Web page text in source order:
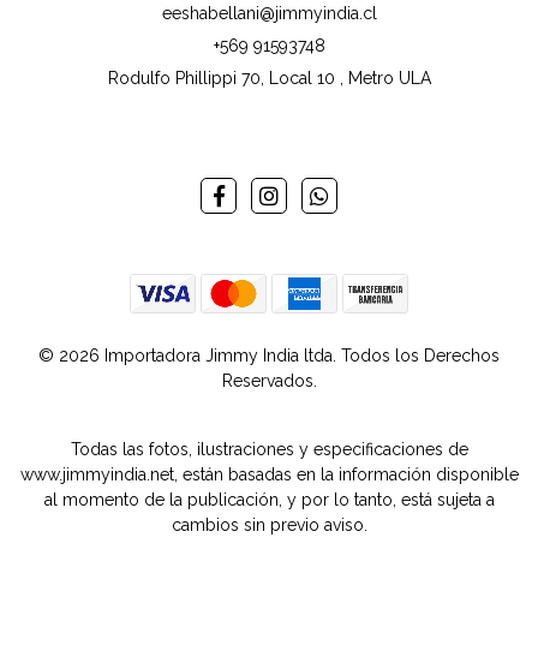
eeshabellani@jimmyindia.cl
+569 91593748
Rodulfo Phillippi 70, Local 10 , Metro ULA
© 2026 Importadora Jimmy India ltda. Todos los Derechos
Reservados.
Todas las fotos, ilustraciones y especificaciones de
www.jimmyindia.net, están basadas en la información disponible
al momento de la publicación, y por lo tanto, está sujeta a
cambios sin previo aviso.